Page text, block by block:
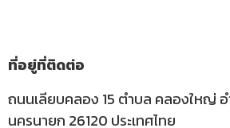
ที่อยู่ที่ติดต่อ
ถนนเลียบคลอง 15 ตำบล คลองใหญ่
นครนายก 26120 ประเทศไทย